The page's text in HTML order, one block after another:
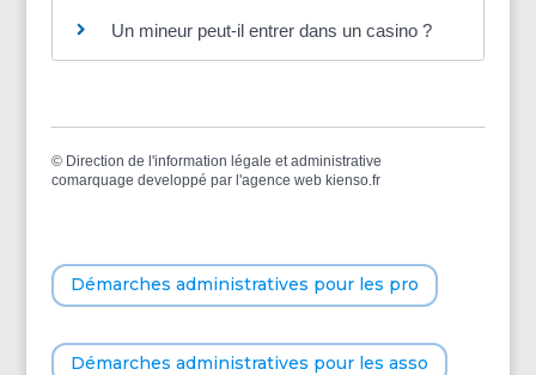
Un mineur peut-il entrer dans un casino ?
© Direction de l'information légale et administrative
comarquage developpé par l'agence web kienso.fr
Démarches administratives pour les pro
Démarches administratives pour les asso